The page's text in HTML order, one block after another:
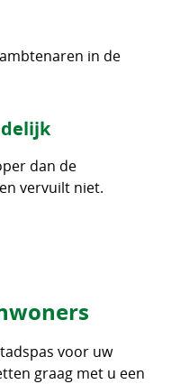
in de
dan de
vervuilt niet.
voor uw
graag met u een